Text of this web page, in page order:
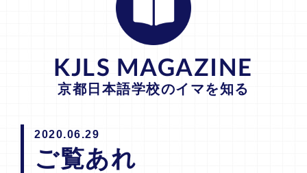
KJLS MAGAZINE
京都日本語学校のイマを知る
2020.06.29
ご覧あれ